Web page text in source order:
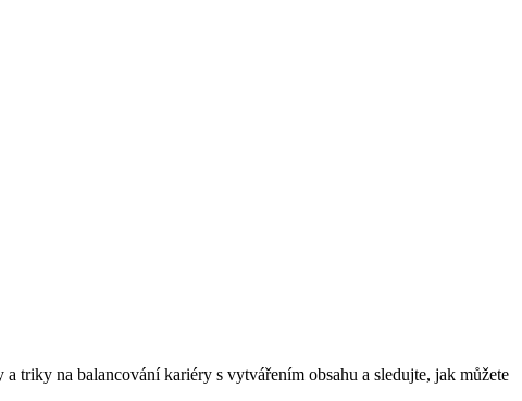
triky na balancování kariéry s vytvářením obsahu a sledujte, jak můžete